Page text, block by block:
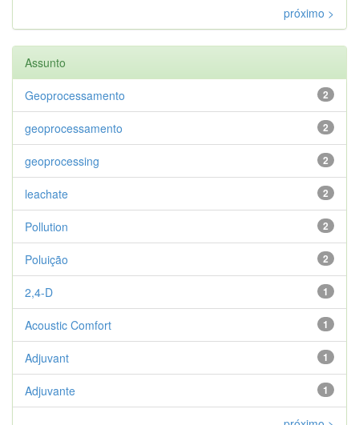
próximo >
Assunto
2
Geoprocessamento
2
geoprocessamento
2
geoprocessing
2
leachate
2
Pollution
2
Poluição
1
2,4-D
1
Acoustic Comfort
1
Adjuvant
1
Adjuvante